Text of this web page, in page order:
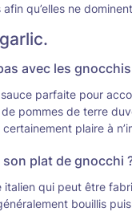
qu’elles ne
avec les
parfaite pour
pommes de terre
plaire à
plat de gnocchi
qui peut être
bouillis